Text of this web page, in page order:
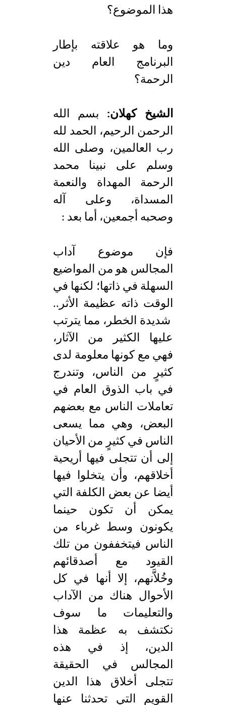
هذا الموضوع؟
وما هو علاقته بإطار
البرنامج العام دين
الرحمة؟
الشيخ كهلان: بسم الله
الرحمن الرحيم، الحمد لله
رب العالمين، وصلى الله
وسلم على نبينا محمد
الرحمة المهداة والنعمة
المسداة، وعلى آله
وصحبه أجمعين، أما بعد :
فإن موضوع آداب
المجالس هو من المواضيع
السهلة في ذاتها؛ لكنها في
الوقت ذاته عظيمة الأثر..
شديدة الخطر، مما يترتب
عليها الكثير من الآثار،
فهي مع كونها معلومة لدى
كثيرٍ من الناس، وتندرج
في باب الذوق العام في
تعاملات الناس مع بعضهم
البعض، وهي مما يسعى
الناس في كثيرٍ من الأحيان
إلى أن تتجلى فيها أريحية
أخلاقهم، وأن يتخلوا فيها
أيضا عن بعض الكلفة التي
يمكن أن تكون حينما
يكونون وسط غرباء من
الناس فيتخففون من تلك
القيود مع أصدقائهم
وخُلاَّنهم، إلا أنها في كل
الأحوال هناك من الآداب
والتعليمات ما سوف
نكتشف به عظمة هذا
الدين، إذ في هذه
المجالس في الحقيقة
تتجلى أخلاق هذا الدين
القويم التي تحدثنا عنها